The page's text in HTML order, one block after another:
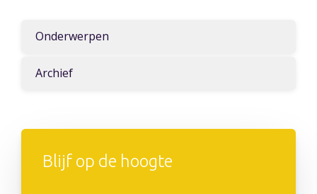
Onderwerpen
Archief
Blijf op de hoogte